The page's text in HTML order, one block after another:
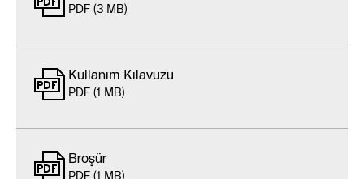
PDF (3 MB)
Kullanım Kılavuzu
PDF (1 MB)
Broşür
PDF (1 MB)